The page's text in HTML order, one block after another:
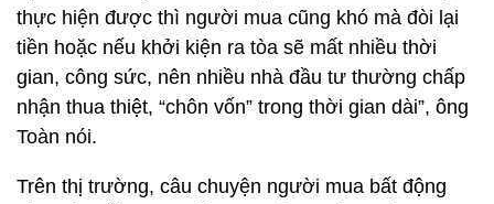
thực hiện được thì người mua cũng khó mà đòi lại
tiền hoặc nếu khởi kiện ra tòa sẽ mất nhiều thời
gian, công sức, nên nhiều nhà đầu tư thường chấp
nhận thua thiệt, “chôn vốn” trong thời gian dài”, ông
Toàn nói.
Trên thị trường, câu chuyện người mua bất động